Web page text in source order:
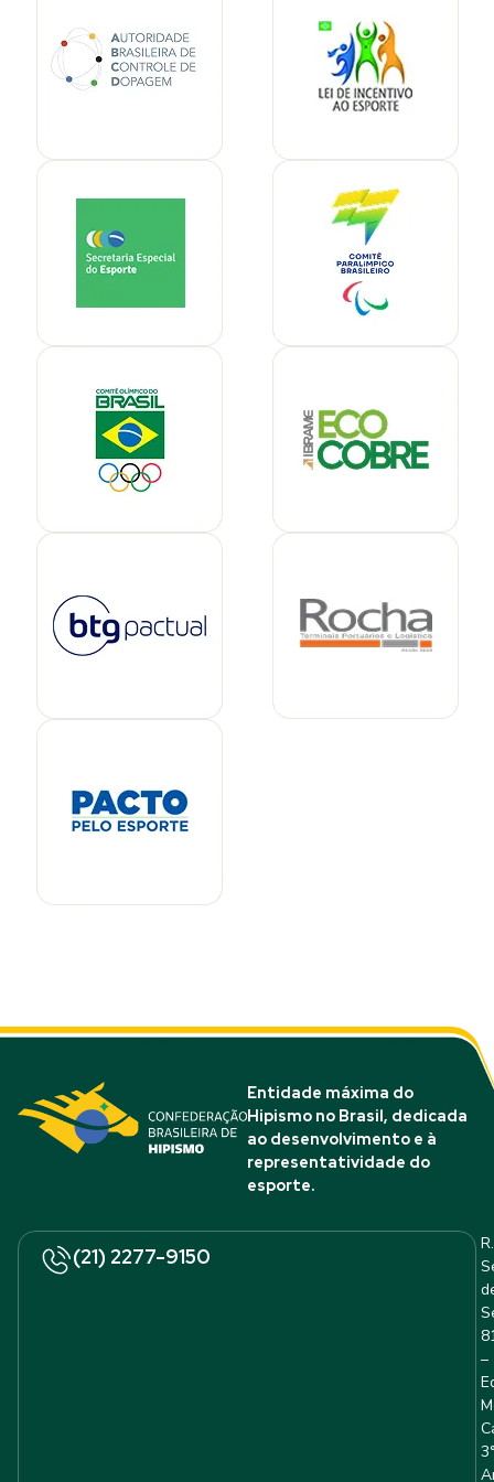
Entidade máxima do
Hipismo no Brasil, dedicada
ao desenvolvimento e à
representatividade do
esporte.
(21) 2277-9150
R.
–